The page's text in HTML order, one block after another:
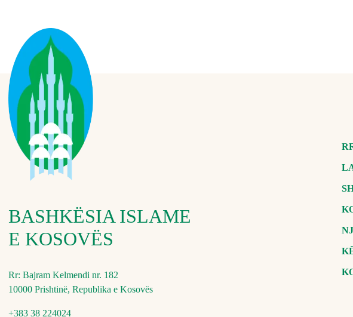
BASHKËSIA ISLAME
E KOSOVËS
Rr: Bajram Kelmendi nr. 182
10000 Prishtinë, Republika e Kosovës
+383 38 224024